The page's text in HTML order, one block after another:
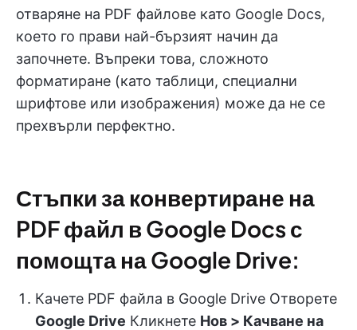
отваряне на PDF файлове като Google Docs,
което го прави най-бързият начин да
започнете. Въпреки това, сложното
форматиране (като таблици, специални
шрифтове или изображения) може да не се
прехвърли перфектно.
Стъпки за конвертиране на
PDF файл в Google Docs с
помощта на Google Drive:
Качете PDF файла в Google Drive Отворете
Google Drive Кликнете Нов > Качване на